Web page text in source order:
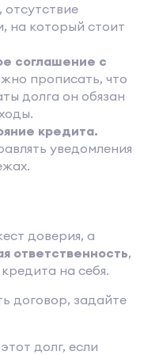
на который стоит
соглашение с
прописать, что
долга он обязан
кредита.
уведомления
доверия, а
ответственность,
на себя.
договор, задайте
долг, если